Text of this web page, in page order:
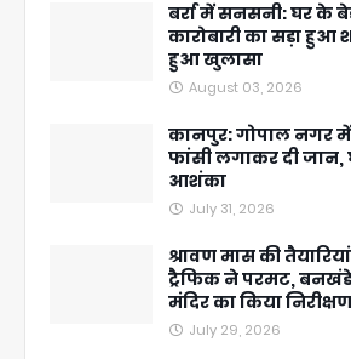
बर्रा में सनसनी: घर के
कारोबारी का सड़ा हुआ
हुआ खुलासा
August 03, 2026
कानपुर: गोपाल नगर
फांसी लगाकर दी
आशंका
July 31, 2026
श्रावण मास की
ट्रैफिक ने परमट,
मंदिर का किया निरीक्षण
July 29, 2026